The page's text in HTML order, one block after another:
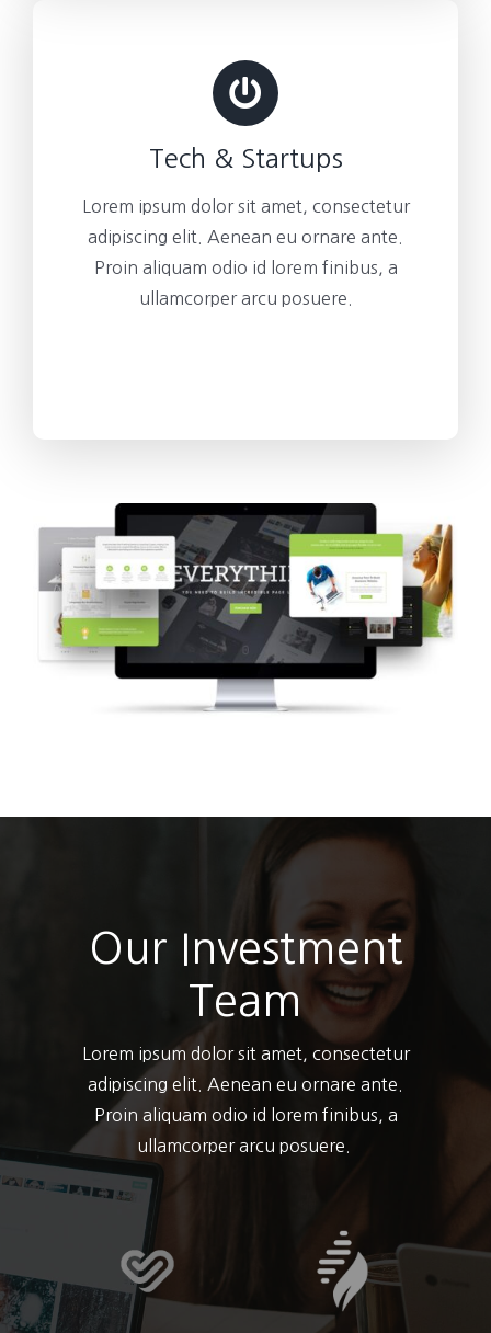
Tech & Startups
Lorem ipsum dolor sit amet, consectetur
adipiscing elit. Aenean eu ornare ante.
Proin aliquam odio id lorem finibus, a
ullamcorper arcu posuere.
Our Investment
Team
Lorem ipsum dolor sit amet, consectetur
adipiscing elit. Aenean eu ornare ante.
Proin aliquam odio id lorem finibus, a
ullamcorper arcu posuere.